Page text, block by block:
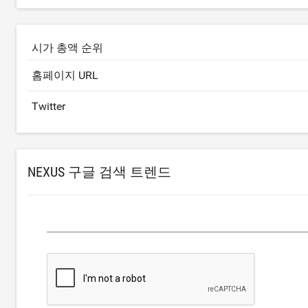
시가 총액 순위
홈페이지 URL
Twitter
NEXUS 구글 검색 트렌드